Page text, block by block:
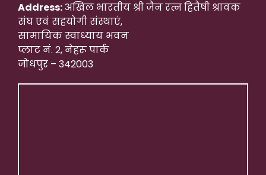
Address:अखिल भारतीय श्री जैन रत्न हितैषी श्रावक
संघ एवं सहयोगी संस्थाएं,
सामायिक स्वाध्याय भवन
प्लाट नं. 2, नेहरू पार्क
जोधपुर – 342003